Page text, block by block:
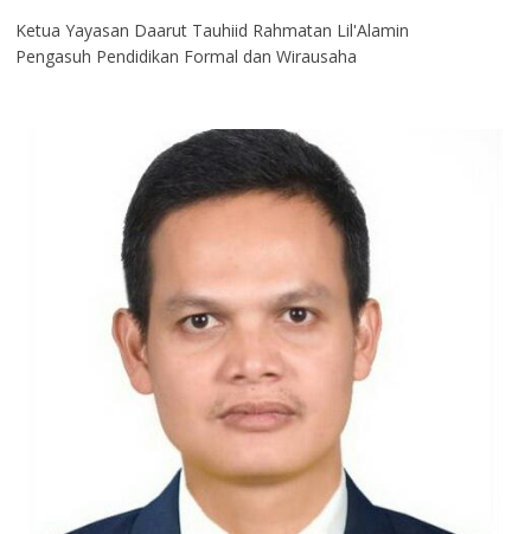
Ketua Yayasan Daarut Tauhiid Rahmatan Lil'Alamin
Pengasuh Pendidikan Formal dan Wirausaha